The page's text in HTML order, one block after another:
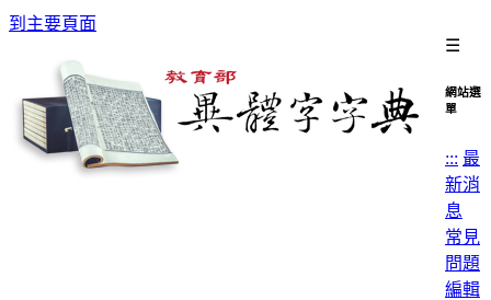
到主要頁面
☰
網站選
單
::: 最
新消
息
常見
問題
編輯